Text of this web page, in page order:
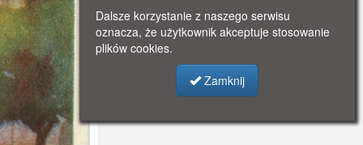
Dalsze korzystanie z naszego serwisu
oznacza, że użytkownik akceptuje stosowanie
plików cookies.
Zamknij